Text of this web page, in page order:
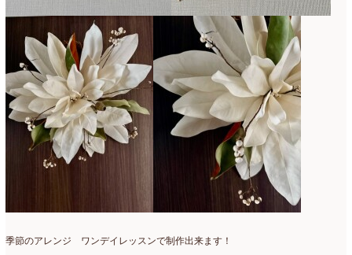
季節のアレンジ ワンデイレッスンで制作出来ます！